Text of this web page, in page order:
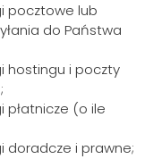
pocztowe lub
do Państwa
hostingu i poczty
płatnicze (o ile
doradcze i prawne;